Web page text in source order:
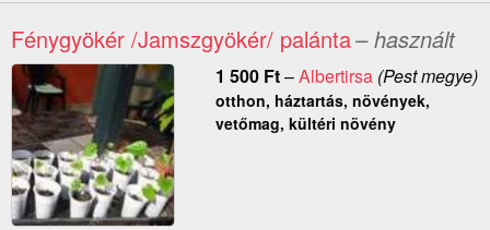
Fénygyökér /Jamszgyökér/ palánta– használt
1 500 Ft–Albertirsa(Pest megye)
otthon, háztartás, növények,
vetőmag, kültéri növény